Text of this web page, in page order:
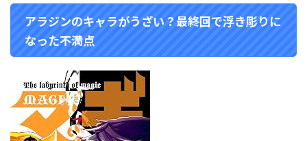
アラジンのキャラがうざい？最終回で浮き彫りに
なった不満点